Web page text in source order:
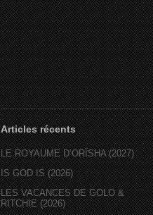
Articles récents
LE ROYAUME D’ORÏSHA (2027)
IS GOD IS (2026)
LES VACANCES DE GOLO &
RITCHIE (2026)